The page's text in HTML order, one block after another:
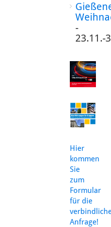
-
23.11.-
Hier
kommen
Sie
zum
Formular
für die
Anfrage!